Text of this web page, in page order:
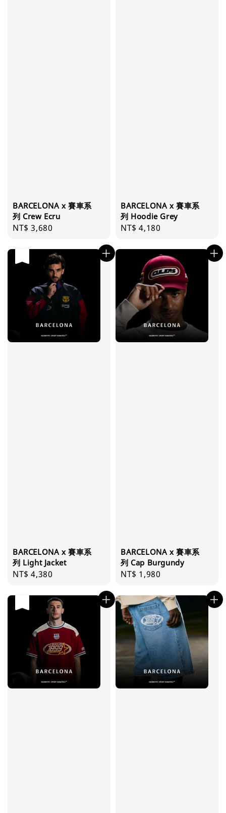
BARCELONA x 賽車系
列 Crew Ecru
Regular
NT$ 3,680
BARCELONA x 賽車系
列 Hoodie Grey
Regular
NT$ 4,180
BARCELONA x 賽車系
列 Light Jacket
Regular
NT$ 4,380
BARCELONA x 賽車系
列 Cap Burgundy
Regular
NT$ 1,980